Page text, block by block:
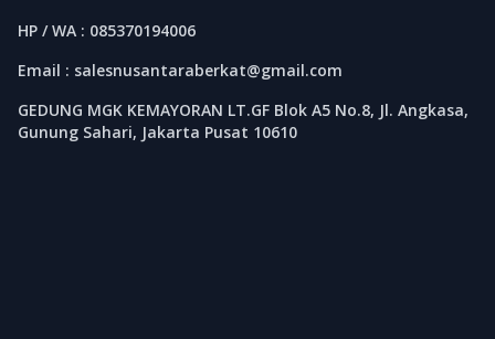
HP / WA : 085370194006
Email : salesnusantaraberkat@gmail.com
GEDUNG MGK KEMAYORAN LT.GF Blok A5 No.8, Jl. Angkasa,
Gunung Sahari, Jakarta Pusat 10610